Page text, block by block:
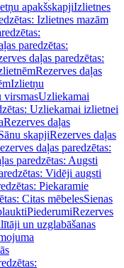
apakšskapjiIzlietnes
Izlietnes mazām
paredzētas:
daļas paredzētas:
Rezerves daļas
Izlietņu
virsmasUzliekamai
Uzliekamai izlietnei
Rezerves daļas
skapjiRezerves daļas
daļas paredzētas:
paredzētas: Augsti
Vidēji augsti
Piekaramie
Citas mēbelesSienas
PiederumiRezerves
un uzglabāšanas